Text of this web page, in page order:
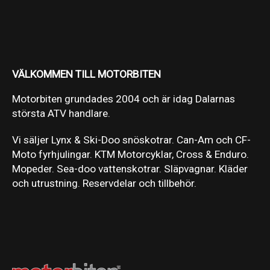
VÄLKOMMEN TILL MOTORBITEN
Motorbiten grundades 2004 och är idag Dalarnas
största ATV handlare.
Vi säljer Lynx & Ski-Doo snöskotrar. Can-Am och CF-
Moto fyrhjulingar. KTM Motorcyklar, Cross & Enduro.
Mopeder. Sea-doo vattenskotrar. Släpvagnar. Kläder
och utrustning. Reservdelar och tillbehör.